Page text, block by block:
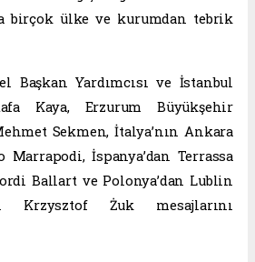
birçok ülke ve kurumdan tebrik
Başkan Yardımcısı ve İstanbul
Kaya, Erzurum Büyükşehir
Sekmen, İtalya’nın Ankara
İspanya’dan Terrassa
Ballart ve Polonya’dan Lublin
Krzysztof Żuk mesajlarını